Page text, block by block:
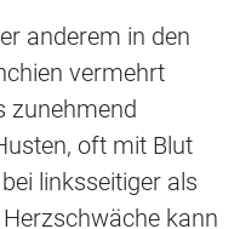
anderem in den
vermehrt
zunehmend
oft mit Blut
linksseitiger als
kann